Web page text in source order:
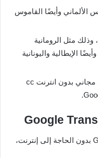
الألماني وأيضًا القاموس
وذلك مثل الرومانية
الإيطالية واليونانية
يمكن تحميل تحميل برنامج ترجمة مجاني بدون انترنت cc
Google
يمكن استخدام برنامج Google Translate بدون الحاجة إلى إنترنت،